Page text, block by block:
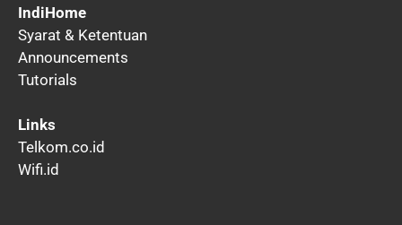
IndiHome
Syarat & Ketentuan
Announcements
Tutorials
Links
Telkom.co.id
Wifi.id